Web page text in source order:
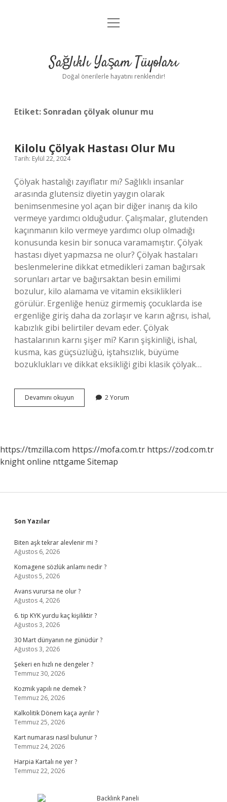
Anasayfa
Yasal Uyarı
menüyü
Sağlıklı Yaşam Tüyoları
Doğal önerilerle hayatını renklendir!
Etiket: Sonradan çölyak olunur mu
Kilolu Çölyak Hastası Olur Mu
Tarih: Eylül 22, 2024
Çölyak hastalığı zayıflatır mı? Sağlıklı insanlar
arasında glutensiz diyetin yaygın olarak
benimsenmesine yol açan bir diğer inanış da kilo
vermeye yardımcı olduğudur. Çalışmalar, glutenden
kaçınmanın kilo vermeye yardımcı olup olmadığı
konusunda kesin bir sonuca varamamıştır. Çölyak
hastası diyet yapmazsa ne olur? Çölyak hastaları
beslenmelerine dikkat etmedikleri zaman bağırsak
sorunları artar ve bağırsaktan besin emilimi
bozulur, kilo alamama ve vitamin eksiklikleri
görülür. Ergenliğe henüz girmemiş çocuklarda ise
ergenliğe giriş daha da zorlaşır ve karın ağrısı, ishal,
kabızlık gibi belirtiler devam eder. Çölyak
hastalarının karnı şişer mi? Karın şişkinliği, ishal,
kusma, kas güçsüzlüğü, iştahsızlık, büyüme
bozuklukları ve dikkat eksikliği gibi klasik çölyak…
Devamını okuyun
Çölyak
2 Yorum
https://tmzilla.com https://mofa.com.tr https://zod.com.tr
knight online nttgame Sitemap
Sidebar
Son Yazılar
Biten aşk tekrar alevlenir mi ?
Ağustos 6, 2026
Komagene sözlük anlamı nedir ?
Ağustos 5, 2026
Avans vurursa ne olur ?
Ağustos 4, 2026
6. tip KYK yurdu kaç kişiliktir ?
Ağustos 3, 2026
30 Mart dünyanın ne günüdür ?
Ağustos 3, 2026
Şekeri en hızlı ne dengeler ?
Temmuz 30, 2026
Kozmik yapılı ne demek ?
Temmuz 26, 2026
Kalkolitik Dönem kaça ayrılır ?
Temmuz 25, 2026
Kart numarası nasıl bulunur ?
Temmuz 24, 2026
Harpia Kartalı ne yer ?
Temmuz 22, 2026